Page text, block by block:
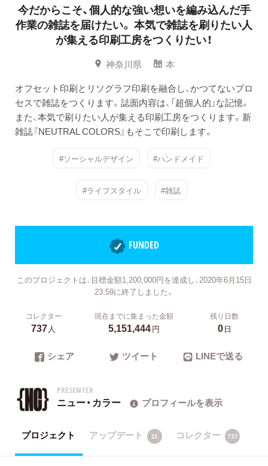
今だからこそ、個人的な強い想いを編み込んだ手
作業の雑誌を届けたい。 本気で雑誌を刷りたい人
が集える印刷工房をつくりたい！
神奈川県
本
オフセット印刷とリソグラフ印刷を融合し、かつてないプロ
セスで雑誌をつくります。誌面内容は、「超個人的」な記憶。
また、本気で刷りたい人が集える印刷工房をつくります。新
雑誌『NEUTRAL COLORS』もそこで印刷します。
#ソーシャルデザイン #ハンドメイド
#ライフスタイル #雑誌
FUNDED
このプロジェクトは、目標金額1,200,000円を達成し、2020年6月15日
23:59に終了しました。
コレクター
737人
現在までに集まった金額
5,151,444円
残り日数
0日
シェア ツイート LINEで送る
PRESENTER
ニュー・カラー プロフィールを表示
プロジェクト アップデート 11 コレクター 737